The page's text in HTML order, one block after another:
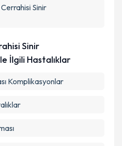
kişisel verilerimin belirtilen
kabul ediyorum.
Talebini Gönder
Sinir
Sinir
İlgili Hastalıklar
Komplikasyonlar